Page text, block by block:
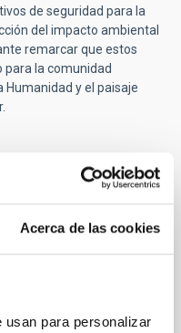
Acerca de las cookies
para personalizar
de seguridad para la
del impacto ambiental
remarcar que estos
para la comunidad
y el paisaje
“La